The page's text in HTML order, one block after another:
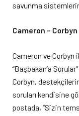
savunma
Cameron – Corbyn
Cameron ve
“Başbakan’a
Corbyn,
soruları kendisine
postada, “Sizin